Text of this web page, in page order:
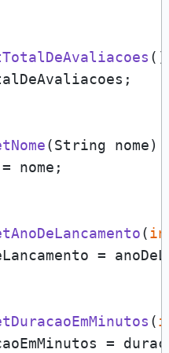
()
(String nome)
nome;
(
=
(
=